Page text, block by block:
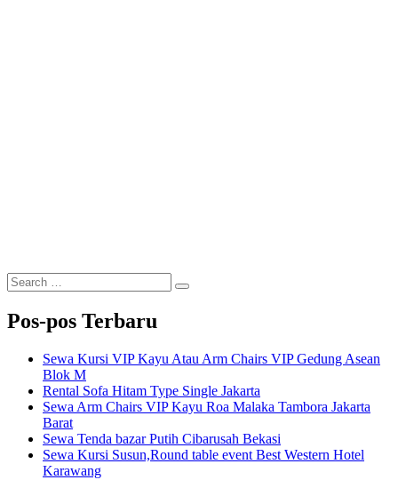
Search
for:
Search
Pos-pos Terbaru
Sewa Kursi VIP Kayu Atau Arm Chairs VIP Gedung Asean
Blok M
Rental Sofa Hitam Type Single Jakarta
Sewa Arm Chairs VIP Kayu Roa Malaka Tambora Jakarta
Barat
Sewa Tenda bazar Putih Cibarusah Bekasi
Sewa Kursi Susun,Round table event Best Western Hotel
Karawang